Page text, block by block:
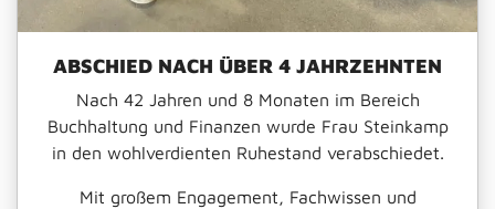
ABSCHIED NACH ÜBER 4 JAHRZEHNTEN
Nach 42 Jahren und 8 Monaten im Bereich
Buchhaltung und Finanzen wurde Frau Steinkamp
in den wohlverdienten Ruhestand verabschiedet.
Mit großem Engagement, Fachwissen und